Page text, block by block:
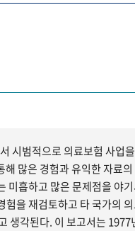
시범적으로 의료보험 사업
많은 경험과 유익한 자료
을 재검토하고 타 국가의
는 1977년 5월